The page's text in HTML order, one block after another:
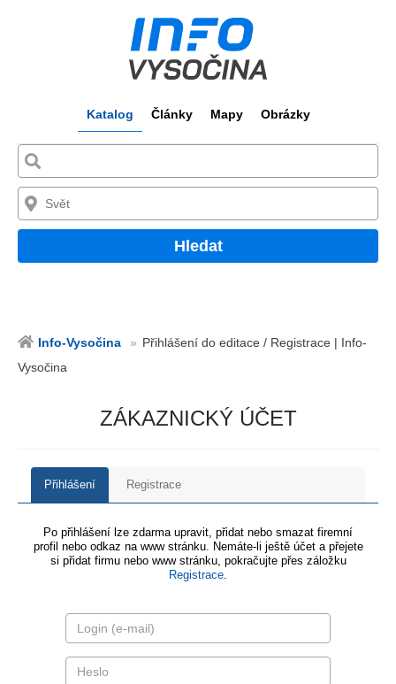
Katalog Články Mapy Obrázky
Hledat
Info-Vysočina
Přihlášení do editace / Registrace | Info-
Vysočina
ZÁKAZNICKÝ ÚČET
Přihlášení Registrace
Po přihlášení lze zdarma upravit, přidat nebo smazat firemní
profil nebo odkaz na www stránku. Nemáte-li ještě účet a přejete
si přidat firmu nebo www stránku, pokračujte přes záložku
Registrace.